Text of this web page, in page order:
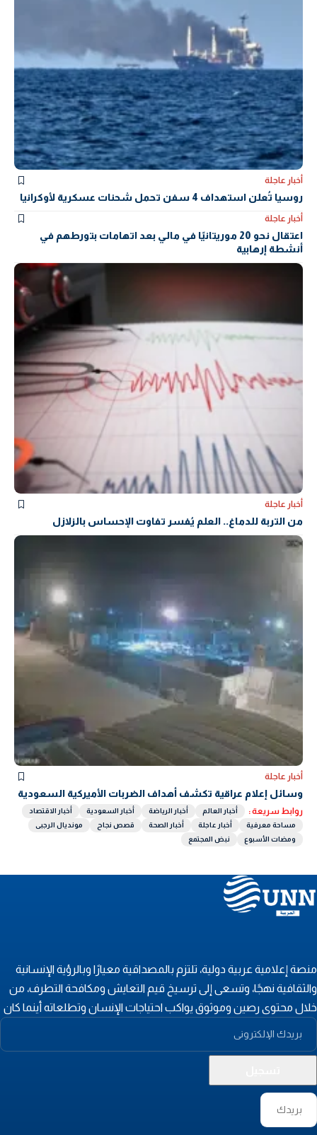
أخبار عاجلة
روسيا تُعلن استهداف 4 سفن تحمل شحنات عسكرية لأوكرانيا
أخبار عاجلة
اعتقال نحو 20 موريتانيًا في مالي بعد اتهامات بتورطهم في
أنشطة إرهابية
أخبار عاجلة
من التربة للدماغ.. العلم يُفسر تفاوت الإحساس بالزلازل
أخبار عاجلة
وسائل إعلام عراقية تكشف أهداف الضربات الأميركية السعودية
روابط سريعة : أخبار العالم أخبار الرياضة أخبار السعودية
أخبار الاقتصاد
مساحة معرفية
أخبار عاجلة أخبار الصحة قصص نجاح
مونديال الرجبى
ومضات الأسبوع
نبض المجتمع
إعلامية عربية دولية، تلتزم بالمصداقية معيارًا وبالرؤية الإنسانية
نهجًا، وتسعى إلى ترسيخ قيم التعايش ومكافحة التطرف، من
محتوى رصين وموثوق يواكب احتياجات الإنسان وتطلعاته أينما كان